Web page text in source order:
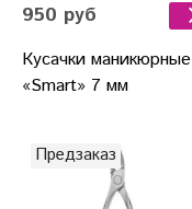
950 руб
Кусачки маникюрные
«Smart» 7 мм
Предзаказ